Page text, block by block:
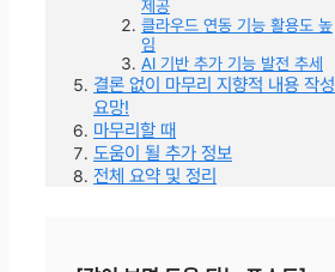
제공
클라우드 연동 기능 활용도 높
임
AI 기반 추가 기능 발전 추세
결론 없이 마무리 지향적 내용 작성
요망!
마무리할 때
도움이 될 추가 정보
전체 요약 및 정리